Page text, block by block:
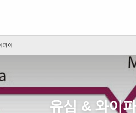
파이
유심 & 와이파